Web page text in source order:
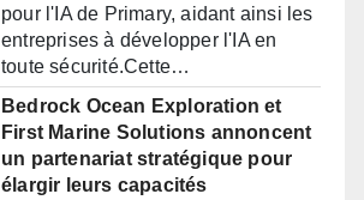
pour l'IA de Primary, aidant ainsi les
entreprises à développer l'IA en
toute sécurité.Cette…
Bedrock Ocean Exploration et
First Marine Solutions annoncent
un partenariat stratégique pour
élargir leurs capacités